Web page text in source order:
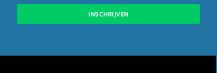
INSCHRIJVEN